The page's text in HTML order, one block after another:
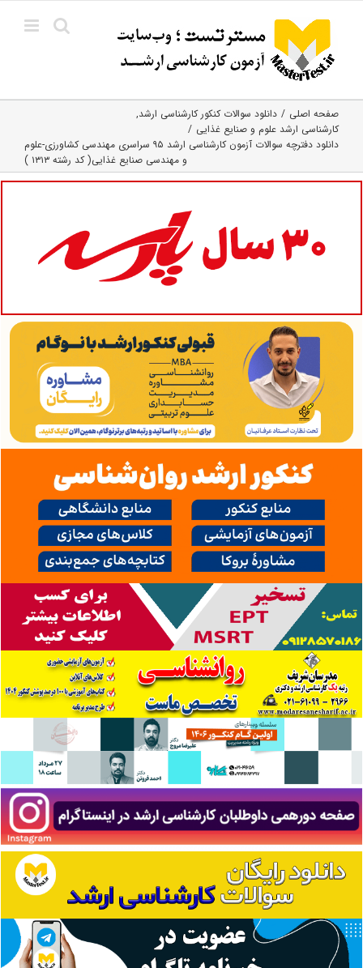
content
صفحه اصلی
دانلود سوالات کنکور کارشناسی ارشد
کارشناسی ارشد علوم و صنایع غذایی
دانلود دفترچه سوالات آزمون کارشناسی ارشد ۹۵ سراسری مهندسی کشاورزی-علوم
و مهندسی صنایع غذایی( کد رشته ۱۳۱۳ )